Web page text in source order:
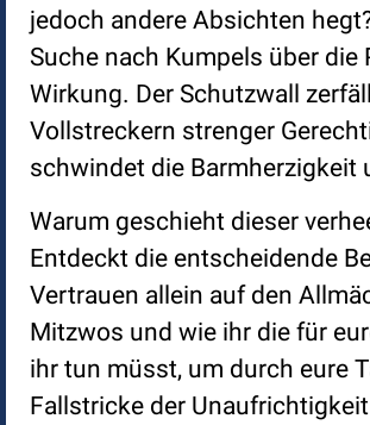
jedoch andere Absichten
Suche nach Kumpels über
Wirkung. Der Schutzwall
Vollstreckern strenger
schwindet die Barmherzigkeit
Warum geschieht dieser
Entdeckt die entscheidende
Vertrauen allein auf den
Mitzwos und wie ihr die für
ihr tun müsst, um durch eure
Fallstricke der